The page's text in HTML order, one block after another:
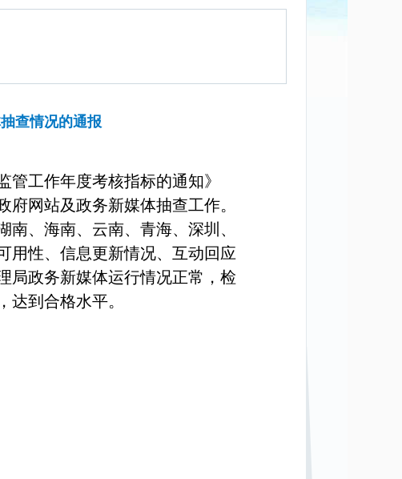
查情况的通报
工作年度考核指标的通知》
府网站及政务新媒体抽查工作。
、海南、云南、青海、深圳、
用性、信息更新情况、互动回应
局政务新媒体运行情况正常，检
到合格水平。